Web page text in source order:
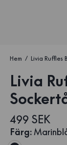
Hem Livia Ruffles
Livia
499 SEK
Färg: